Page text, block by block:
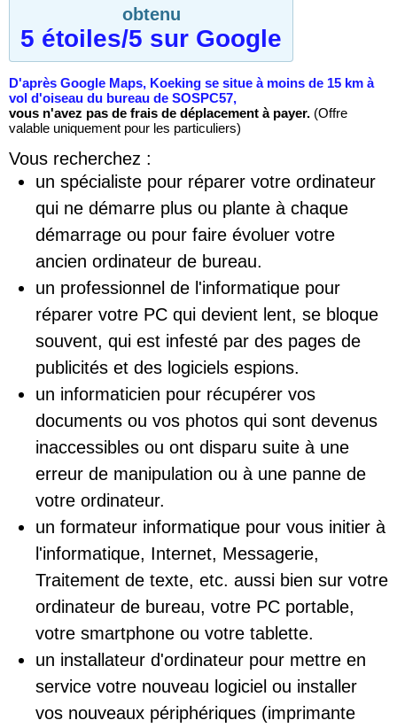
obtenu
5 étoiles/5 sur Google
D'après Google Maps, Koeking se situe à moins de 15 km à
vol d'oiseau du bureau de SOSPC57,
vous n'avez pas de frais de déplacement à payer. (Offre
valable uniquement pour les particuliers)
Vous recherchez :
un spécialiste pour réparer votre ordinateur
qui ne démarre plus ou plante à chaque
démarrage ou pour faire évoluer votre
ancien ordinateur de bureau.
un professionnel de l'informatique pour
réparer votre PC qui devient lent, se bloque
souvent, qui est infesté par des pages de
publicités et des logiciels espions.
un informaticien pour récupérer vos
documents ou vos photos qui sont devenus
inaccessibles ou ont disparu suite à une
erreur de manipulation ou à une panne de
votre ordinateur.
un formateur informatique pour vous initier à
l'informatique, Internet, Messagerie,
Traitement de texte, etc. aussi bien sur votre
ordinateur de bureau, votre PC portable,
votre smartphone ou votre tablette.
un installateur d'ordinateur pour mettre en
service votre nouveau logiciel ou installer
vos nouveaux périphériques (imprimante